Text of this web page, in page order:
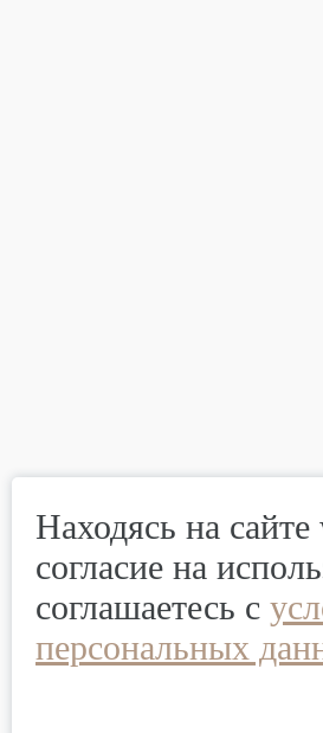
Находясь на
согласие на
соглашаетесь с
персональных